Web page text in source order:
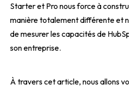
Starter et Pro nous force à
manière totalement différente et
de mesurer les capacités de
son entreprise.
À travers cet article, nous allons